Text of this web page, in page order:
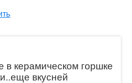
в керамическом горшке
вкусней